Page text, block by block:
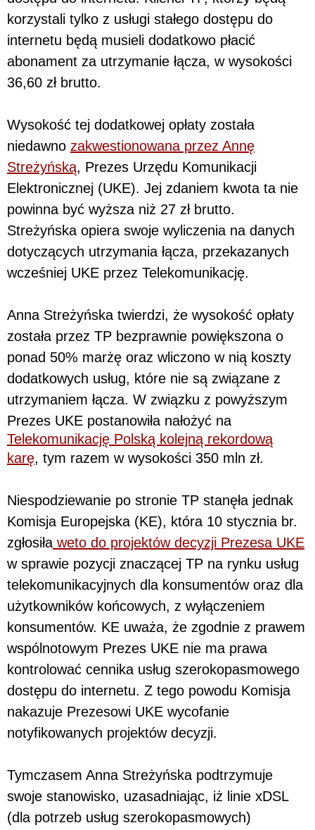
korzystali tylko z usługi stałego dostępu do
internetu będą musieli dodatkowo płacić
abonament za utrzymanie łącza, w wysokości
36,60 zł brutto.
Wysokość tej dodatkowej opłaty została
niedawno zakwestionowana przez Annę
Streżyńską, Prezes Urzędu Komunikacji
Elektronicznej (UKE). Jej zdaniem kwota ta nie
powinna być wyższa niż 27 zł brutto.
Streżyńska opiera swoje wyliczenia na danych
dotyczących utrzymania łącza, przekazanych
wcześniej UKE przez Telekomunikację.
Anna Streżyńska twierdzi, że wysokość opłaty
została przez TP bezprawnie powiększona o
ponad 50% marżę oraz wliczono w nią koszty
dodatkowych usług, które nie są związane z
utrzymaniem łącza. W związku z powyższym
Prezes UKE postanowiła nałożyć na
Telekomunikację Polską kolejną rekordową
karę, tym razem w wysokości 350 mln zł.
Niespodziewanie po stronie TP stanęła jednak
Komisja Europejska (KE), która 10 stycznia br.
zgłosiła weto do projektów decyzji Prezesa UKE
w sprawie pozycji znaczącej TP na rynku usług
telekomunikacyjnych dla konsumentów oraz dla
użytkowników końcowych, z wyłączeniem
konsumentów. KE uważa, że zgodnie z prawem
wspólnotowym Prezes UKE nie ma prawa
kontrolować cennika usług szerokopasmowego
dostępu do internetu. Z tego powodu Komisja
nakazuje Prezesowi UKE wycofanie
notyfikowanych projektów decyzji.
Tymczasem Anna Streżyńska podtrzymuje
swoje stanowisko, uzasadniając, iż linie xDSL
(dla potrzeb usług szerokopasmowych)